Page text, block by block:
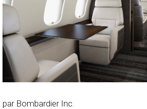
par Bombardier Inc.